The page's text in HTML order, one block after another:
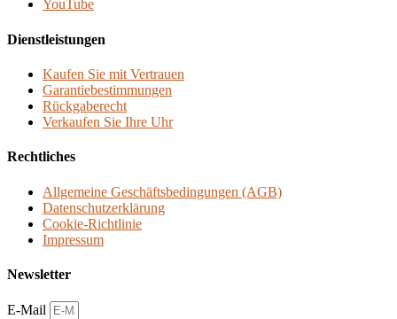
YouTube
Dienstleistungen
Kaufen Sie mit Vertrauen
Garantiebestimmungen
Rückgaberecht
Verkaufen Sie Ihre Uhr
Rechtliches
Allgemeine Geschäftsbedingungen (AGB)
Datenschutzerklärung
Cookie-Richtlinie
Impressum
Newsletter
E-Mail